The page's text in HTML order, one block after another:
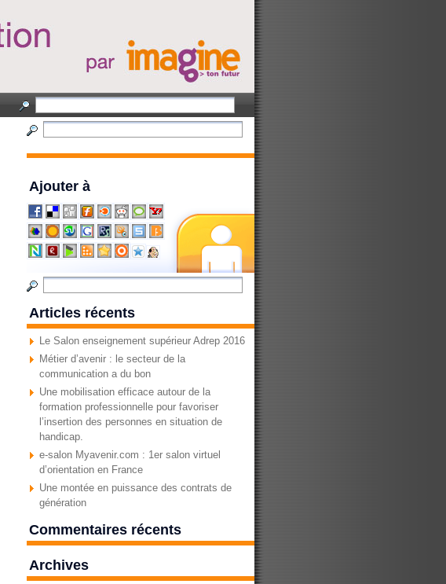
Ajouter à
Articles récents
Le Salon enseignement supérieur Adrep 2016
Métier d’avenir : le secteur de la
communication a du bon
Une mobilisation efficace autour de la
formation professionnelle pour favoriser
l’insertion des personnes en situation de
handicap.
e-salon Myavenir.com : 1er salon virtuel
d’orientation en France
Une montée en puissance des contrats de
génération
Commentaires récents
Archives